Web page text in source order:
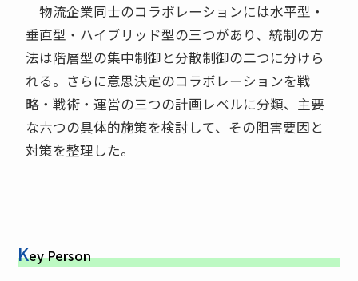
物流企業同士のコラボレーションには水平型・
垂直型・ハイブリッド型の三つがあり、統制の方
法は階層型の集中制御と分散制御の二つに分けら
れる。さらに意思決定のコラボレーションを戦
略・戦術・運営の三つの計画レベルに分類、主要
な六つの具体的施策を検討して、その阻害要因と
対策を整理した。
Key Person